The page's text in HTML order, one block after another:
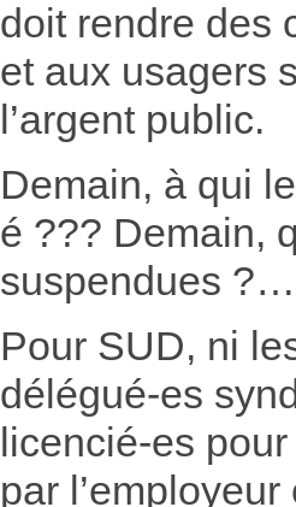
doit rendre des
et aux usagers
l’argent public.
Demain, à qui
é ??? Demain,
suspendues
Pour SUD, ni
délégué-es
licencié-es
par